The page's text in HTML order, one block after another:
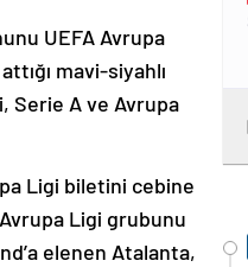
UEFA Avrupa
mavi-siyahlı
Serie A ve Avrupa
Ligi biletini cebine
Ligi grubunu
elenen Atalanta,